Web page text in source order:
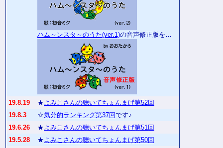
ハム～ンスタ～のうた(ver.1)の音声修正版を…
19.8.19 ★よみこさんの聴いてちょんまげ第52回
19.8.3
☆気分的ランキング第37回です♪
19.6.26
★よみこさんの聴いてちょんまげ第51回
19.5.28
★よみこさんの聴いてちょんまげ第50回